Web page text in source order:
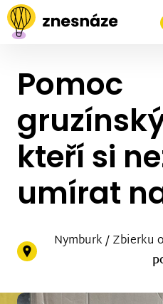
Pomoc
kteří si
umírat
Nymburk / Zbierku